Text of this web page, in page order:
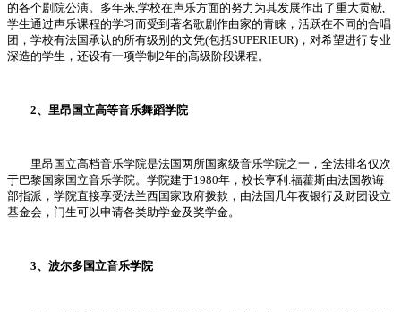
的各个剧院公演。多年来,学校在声乐方面的努力为其发展作出了重大贡献,
学生通过声乐课程的学习而受到著名歌剧作曲家的青睐，活跃在不同的合唱
团，学校有法国承认的所有级别的文凭(包括SUPERIEUR)，对希望进行专业
深造的学生，还设有一项学制2年的高级阶段课程。
2、里昂国立高等音乐舞蹈学院
里昂国立高档音乐学院是法国两所国家级音乐学院之一，全法排名仅次
于巴黎国家国立音乐学院。学院建于1980年，校长亨利.福藿斯由法国教诲
部指派，学院直接享受法兰西国家政府拨款，由法国几年夜银行及财团设立
基金会，门生可以申请各类助学金及奖学金。
3、波尔多国立音乐学院